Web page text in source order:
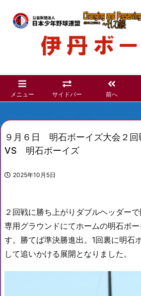
メニュー サイドバー 前へ
９月６日 明石ボーイズ大会２回
VS 明石ボーイズ
2025年10月5日
２回戦に勝ち上がりダブルヘッダー
専用グラウンドにてホームの明石ボ
す。勝てば準決勝進出。1回裏に明石
して追いかける展開となりました。